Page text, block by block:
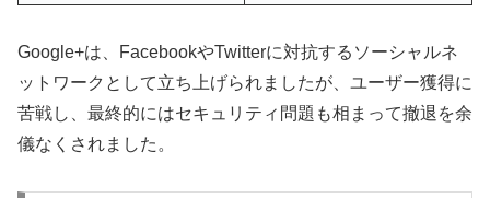
Google+は、FacebookやTwitterに対抗するソーシャルネ
ットワークとして立ち上げられましたが、ユーザー獲得に
苦戦し、最終的にはセキュリティ問題も相まって撤退を余
儀なくされました。